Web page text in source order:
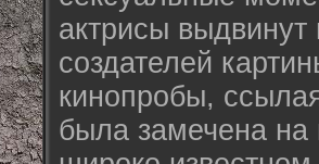
актрисы
создателей
кинопробы,
была замечена на